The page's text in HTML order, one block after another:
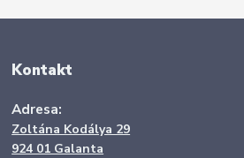
Kontakt
Adresa:
Zoltána Kodálya 29
924 01 Galanta